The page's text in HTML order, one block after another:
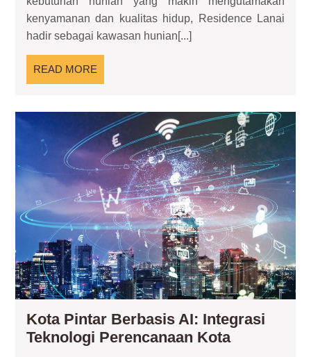
Modern
dengan
Teras
Hidup
Indoor–
Outdoor
kenyamanan dan kualitas hidup, Residence Lanai
hadir sebagai kawasan hunian[...]
READ MORE
MORE
Kota Pintar Berbasis AI: Integrasi
Teknologi Perencanaan Kota